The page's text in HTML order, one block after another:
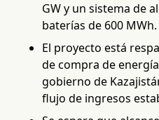
GW y un sistema de
baterías de 600 MWh.
El proyecto está
de compra de
gobierno de
flujo de ingresos